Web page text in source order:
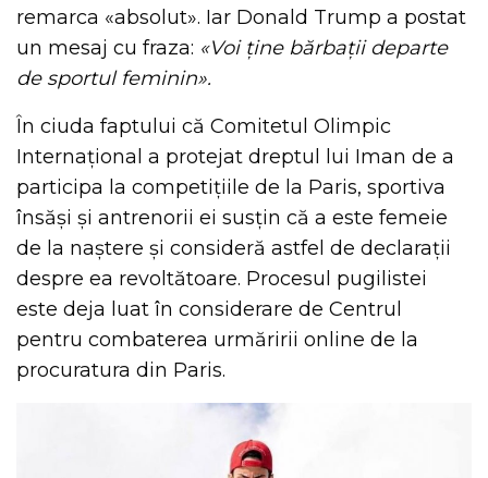
remarca «absolut». Iar Donald Trump a postat
un mesaj cu fraza: «Voi ține bărbații departe
de sportul feminin».
În ciuda faptului că Comitetul Olimpic
Internațional a protejat dreptul lui Iman de a
participa la competițiile de la Paris, sportiva
însăși și antrenorii ei susțin că a este femeie
de la naștere și consideră astfel de declarații
despre ea revoltătoare. Procesul pugilistei
este deja luat în considerare de Centrul
pentru combaterea urmăririi online de la
procuratura din Paris.